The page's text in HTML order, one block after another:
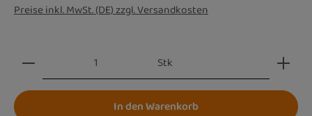
Preise inkl. MwSt. (DE) zzgl. Versandkosten
Produkt Anzahl: Gib den gewünschten Wert ein
Stk
In den Warenkorb